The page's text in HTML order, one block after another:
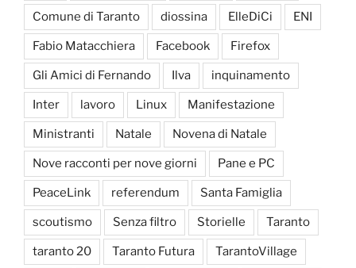
Comune di Taranto diossina ElleDiCi ENI
Fabio Matacchiera Facebook Firefox
Gli Amici di Fernando Ilva inquinamento
Inter lavoro Linux Manifestazione
Ministranti Natale Novena di Natale
Nove racconti per nove giorni Pane e PC
PeaceLink referendum Santa Famiglia
scoutismo Senza filtro Storielle Taranto
taranto 20 Taranto Futura TarantoVillage